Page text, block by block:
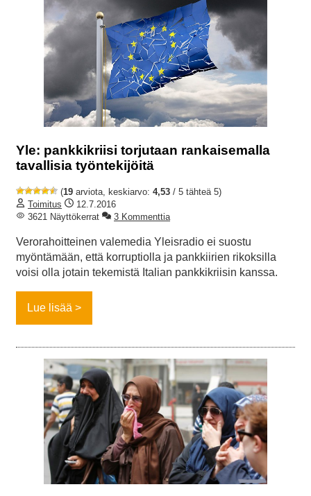
Yle: pankkikriisi torjutaan rankaisemalla
tavallisia työntekijöitä
(19 arviota, keskiarvo: 4,53 / 5 tähteä 5)
Toimitus
12.7.2016
3621 Näyttökerrat
3 Kommenttia
Verorahoitteinen valemedia Yleisradio ei suostu
myöntämään, että korruptiolla ja pankkiirien rikoksilla
voisi olla jotain tekemistä Italian pankkikriisin kanssa.
Lue lisää